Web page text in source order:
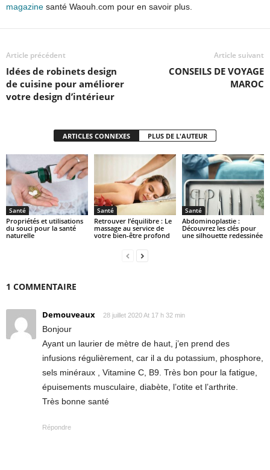
magazine santé Waouh.com pour en savoir plus.
Article précédent
Idées de robinets design
de cuisine pour améliorer
votre design d’intérieur
Article suivant
CONSEILS DE VOYAGE
MAROC
ARTICLES CONNEXES PLUS DE L'AUTEUR
Santé
Propriétés et utilisations
du souci pour la santé
naturelle
Santé
Retrouver l’équilibre : Le
massage au service de
votre bien-être profond
Santé
Abdominoplastie :
Découvrez les clés pour
une silhouette redessinée
1 COMMENTAIRE
Demouveaux 28 juillet 2020 At 17 h 32 min
Bonjour
Ayant un laurier de mètre de haut, j’en prend des
infusions régulièrement, car il a du potassium, phosphore,
sels minéraux , Vitamine C, B9. Très bon pour la fatigue,
épuisements musculaire, diabète, l’otite et l’arthrite.
Très bonne santé
Répondre